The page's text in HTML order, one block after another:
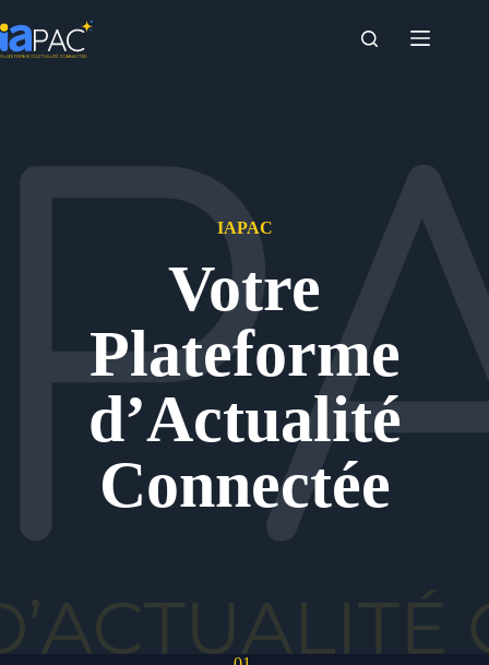
au
contenu
IAPAC
Votre
Plateforme
d’Actualité
Connectée